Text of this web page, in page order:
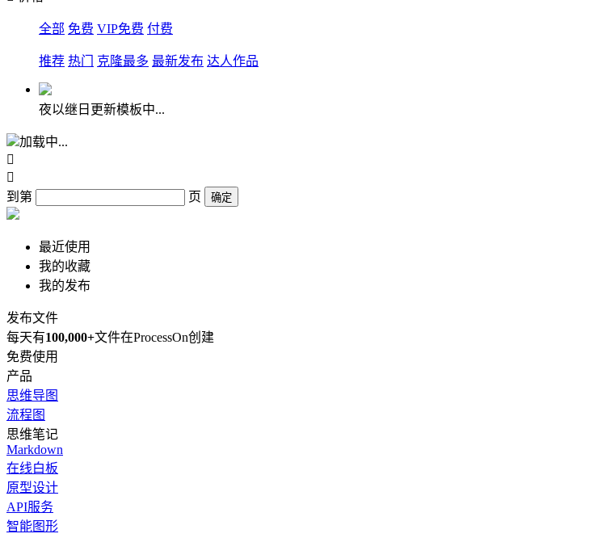
全部 免费 VIP免费 付费
推荐 热门 克隆最多 最新发布 达人作品
夜以继日更新模板中...
加载中...


到第
页 确定
最近使用
我的收藏
我的发布
发布文件
每天有100,000+文件在ProcessOn创建
免费使用
产品
思维导图
流程图
思维笔记
Markdown
在线白板
原型设计
API服务
智能图形